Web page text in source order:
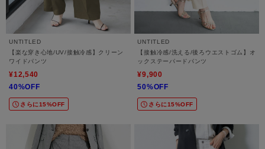
UNTITLED
【楽な穿き心地/UV/接触冷感】クリーン
ワイドパンツ
¥12,540
40%OFF
さらに15%OFF
UNTITLED
【接触冷感/洗える/後ろウエストゴム】オ
ックステーパードパンツ
¥9,900
50%OFF
さらに15%OFF